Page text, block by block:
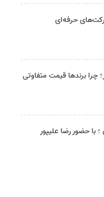
شرکت‌های حرفه‌ای
چرا برندها قیمت متفاوتی
با حضور رضا علیپور